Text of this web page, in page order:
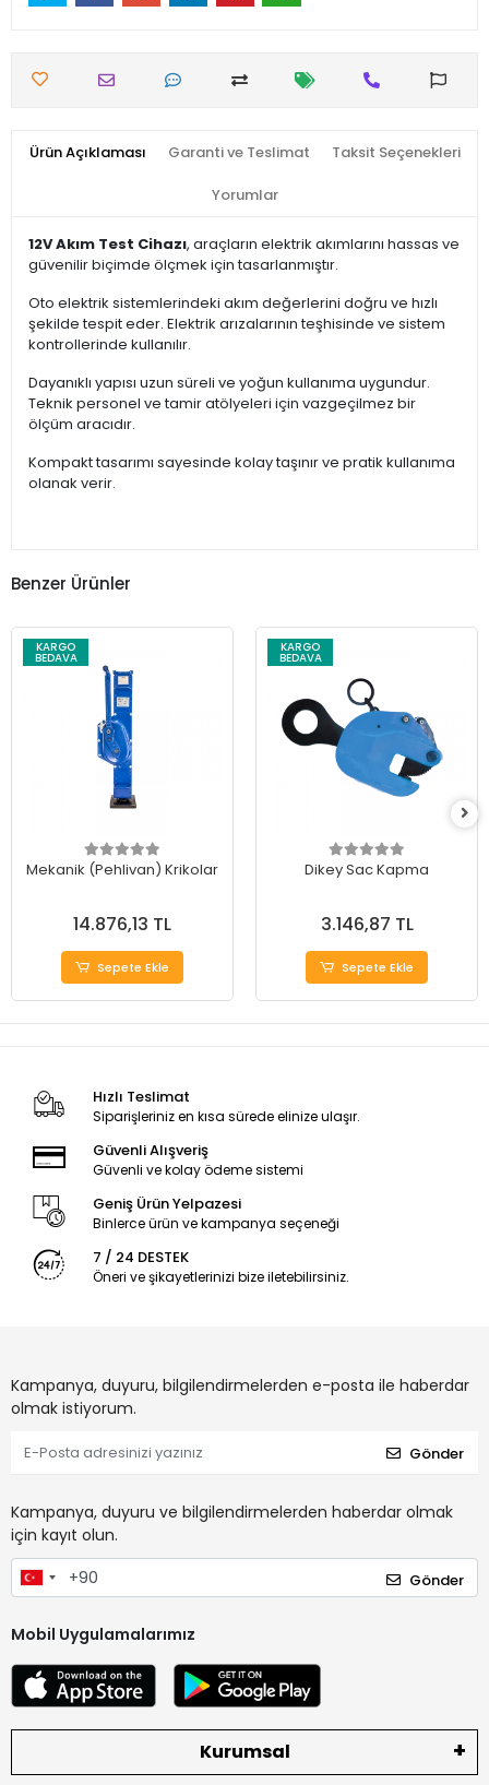
Ürün Açıklaması Garanti ve Teslimat Taksit Seçenekleri
Yorumlar
12V Akım Test Cihazı, araçların elektrik akımlarını hassas ve
güvenilir biçimde ölçmek için tasarlanmıştır.
Oto elektrik sistemlerindeki akım değerlerini doğru ve hızlı
şekilde tespit eder. Elektrik arızalarının teşhisinde ve sistem
kontrollerinde kullanılır.
Dayanıklı yapısı uzun süreli ve yoğun kullanıma uygundur.
Teknik personel ve tamir atölyeleri için vazgeçilmez bir
ölçüm aracıdır.
Kompakt tasarımı sayesinde kolay taşınır ve pratik kullanıma
olanak verir.
Benzer Ürünler
KARGO
BEDAVA
Mekanik (Pehlivan) Krikolar
14.876,13 TL
Sepete Ekle
KARGO
BEDAVA
Dikey Sac Kapma
3.146,87 TL
Sepete Ekle
Hızlı Teslimat
Siparişleriniz en kısa sürede elinize ulaşır.
Güvenli Alışveriş
Güvenli ve kolay ödeme sistemi
Geniş Ürün Yelpazesi
Binlerce ürün ve kampanya seçeneği
7 / 24 DESTEK
Öneri ve şikayetlerinizi bize iletebilirsiniz.
Kampanya, duyuru, bilgilendirmelerden e-posta ile haberdar
olmak istiyorum.
Gönder
Kampanya, duyuru ve bilgilendirmelerden haberdar olmak
için kayıt olun.
Gönder
Mobil Uygulamalarımız
Kurumsal